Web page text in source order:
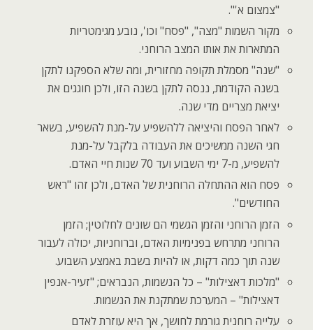
"צמצום א'".
מקור השמות "מצה", "פסח" וכו', נובע מגימטריות
המתארות את אותו המצב הרוחני.
"שנה" מסמלת תקופה מחזורית, ומה שלא הספקנו לתקן
בשנה הקודמת, ננסה לתקן בשנה הזו, ולכן חוגגים את
יציאת מצריים מדי שנה.
לאחר הפסח והיציאה ללהשפיע על-מנת להשפיע, בשאר
חגי השנה ממשיכים את העבודה בלקבל על-מנת
להשפיע, מ-7 ימי השבוע ועד 70 שנות חיי האדם.
פסח הוא ההתחלה הרוחנית של האדם, ולכן זהו "ראש
החודשים".
הזמן הרוחני והזמן הגשמי הם שונים לחלוטין; הזמן
הרוחני מתרחש בפנימיות האדם, וברוחניות, יכולה לעבור
שנה תוך כמה דקות, או להיות בשבת באמצע השבוע.
"מלכות דאצילות" – כל הנשמות, הנבראים; "זעיר-אנפין
דאצילות" – המערכת שמתקנת את הנשמות.
עלייה רוחנית גורמת לחושך, אך היא עוזרת לאדם